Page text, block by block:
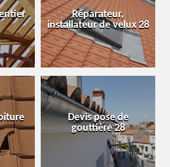
Réparateur,
installateur de velux 28
Devis pose de
gouttière 28